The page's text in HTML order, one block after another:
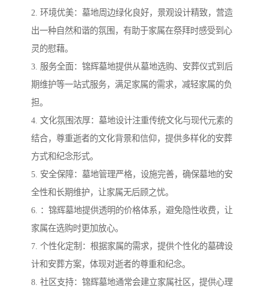
2. 环境优美：墓地周边绿化良好，景观设计精致，营造
出一种自然和谐的氛围，有助于家属在祭拜时感受到心
灵的慰藉。
3. 服务全面：锦辉墓地提供从墓地选购、安葬仪式到后
期维护等一站式服务，满足家属的需求，减轻家属的负
担。
4. 文化氛围浓厚：墓地设计注重传统文化与现代元素的
结合，尊重逝者的文化背景和信仰，提供多样化的安葬
方式和纪念形式。
5. 安全保障：墓地管理严格，设施完善，确保墓地的安
全性和长期维护，让家属无后顾之忧。
6. ：锦辉墓地提供透明的价格体系，避免隐性收费，让
家属在选购时更加放心。
7. 个性化定制：根据家属的需求，提供个性化的墓碑设
计和安葬方案，体现对逝者的尊重和纪念。
8. 社区支持：锦辉墓地通常会建立家属社区，提供心理